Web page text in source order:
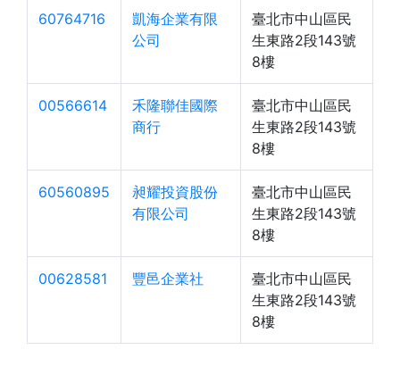
60764716
凱海企業有限
公司
臺北市中山區民
生東路2段143號
8樓
00566614
禾隆聯佳國際
商行
臺北市中山區民
生東路2段143號
8樓
60560895
昶耀投資股份
有限公司
臺北市中山區民
生東路2段143號
8樓
00628581 豐邑企業社
臺北市中山區民
生東路2段143號
8樓